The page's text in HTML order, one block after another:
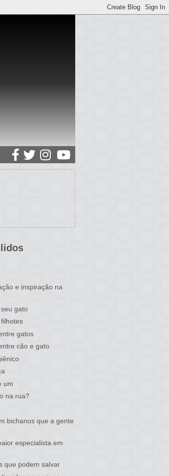
e inspiração na
gato
gatos
cão e gato
um
na rua?
bichanos que a gente
especialista em
que podem salvar